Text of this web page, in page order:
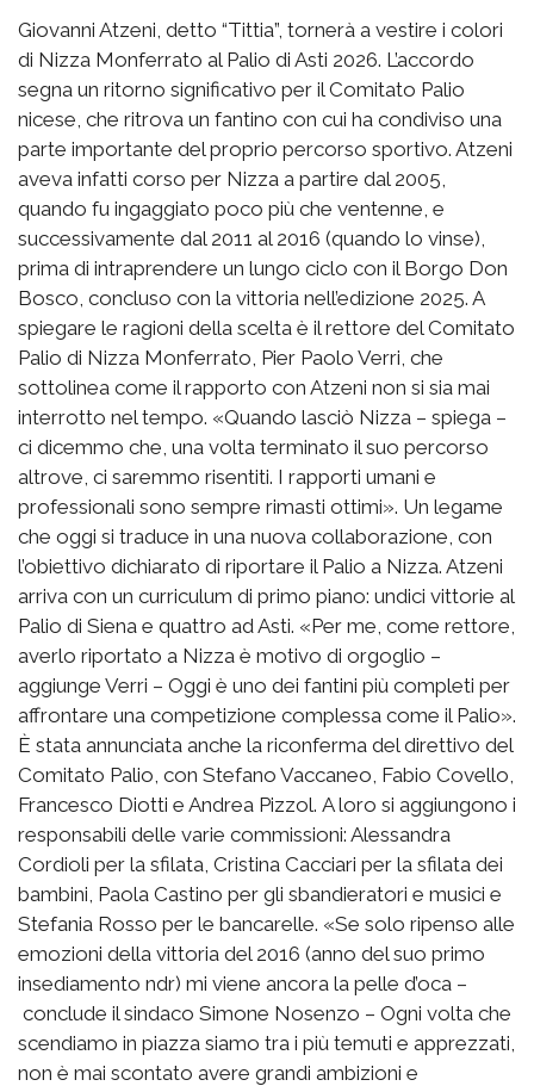
Giovanni Atzeni, detto “Tittia”, tornerà a vestire i colori
di Nizza Monferrato al Palio di Asti 2026. L’accordo
segna un ritorno significativo per il Comitato Palio
nicese, che ritrova un fantino con cui ha condiviso una
parte importante del proprio percorso sportivo. Atzeni
aveva infatti corso per Nizza a partire dal 2005,
quando fu ingaggiato poco più che ventenne, e
successivamente dal 2011 al 2016 (quando lo vinse),
prima di intraprendere un lungo ciclo con il Borgo Don
Bosco, concluso con la vittoria nell’edizione 2025. A
spiegare le ragioni della scelta è il rettore del Comitato
Palio di Nizza Monferrato, Pier Paolo Verri, che
sottolinea come il rapporto con Atzeni non si sia mai
interrotto nel tempo. «Quando lasciò Nizza – spiega –
ci dicemmo che, una volta terminato il suo percorso
altrove, ci saremmo risentiti. I rapporti umani e
professionali sono sempre rimasti ottimi». Un legame
che oggi si traduce in una nuova collaborazione, con
l’obiettivo dichiarato di riportare il Palio a Nizza. Atzeni
arriva con un curriculum di primo piano: undici vittorie al
Palio di Siena e quattro ad Asti. «Per me, come rettore,
averlo riportato a Nizza è motivo di orgoglio –
aggiunge Verri – Oggi è uno dei fantini più completi per
affrontare una competizione complessa come il Palio».
È stata annunciata anche la riconferma del direttivo del
Comitato Palio, con Stefano Vaccaneo, Fabio Covello,
Francesco Diotti e Andrea Pizzol. A loro si aggiungono i
responsabili delle varie commissioni: Alessandra
Cordioli per la sfilata, Cristina Cacciari per la sfilata dei
bambini, Paola Castino per gli sbandieratori e musici e
Stefania Rosso per le bancarelle. «Se solo ripenso alle
emozioni della vittoria del 2016 (anno del suo primo
insediamento ndr) mi viene ancora la pelle d’oca –
conclude il sindaco Simone Nosenzo – Ogni volta che
scendiamo in piazza siamo tra i più temuti e apprezzati,
non è mai scontato avere grandi ambizioni e